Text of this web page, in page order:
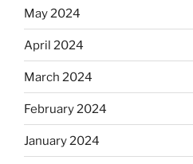
May 2024
April 2024
March 2024
February 2024
January 2024